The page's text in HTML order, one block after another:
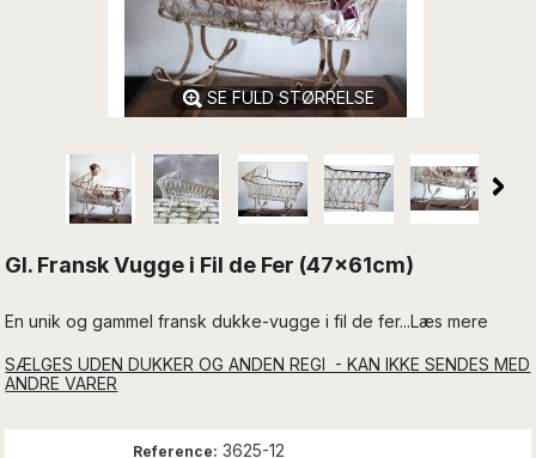
SE FULD STØRRELSE
Gl. Fransk Vugge i Fil de Fer (47x61cm)
En unik og gammel fransk dukke-vugge i fil de fer...Læs mere
SÆLGES UDEN DUKKER OG ANDEN REGI - KAN IKKE SENDES MED
ANDRE VARER
Reference: 3625-12